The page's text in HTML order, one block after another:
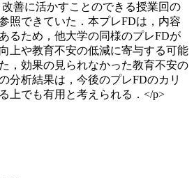
善に活かすことのできる授業回の
照できていた．本プレFDは，内容
るため，他大学の同様のプレFDが
上や教育不安の低減に寄与する可能
，効果の見られなかった教育不安の
分析結果は，今後のプレFDのカリ
上でも有用と考えられる．</p>